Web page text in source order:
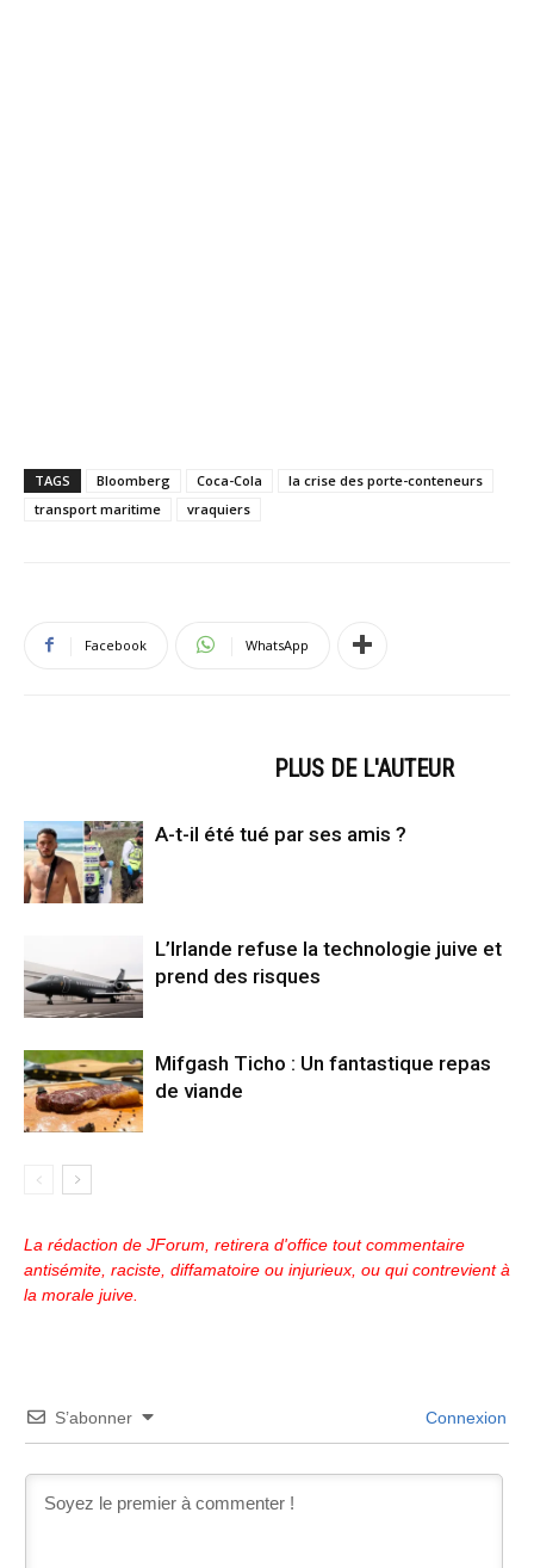
TAGS Bloomberg Coca-Cola
la crise des porte-conteneurs
transport maritime
vraquiers
Facebook WhatsApp
PLUS DE L'AUTEUR
A-t-il été tué par ses amis ?
L’Irlande refuse la technologie juive et
prend des risques
Mifgash Ticho : Un fantastique repas
de viande
La rédaction de JForum, retirera d'office tout commentaire
antisémite, raciste, diffamatoire ou injurieux, ou qui contrevient à
la morale juive.
S’abonner Connexion